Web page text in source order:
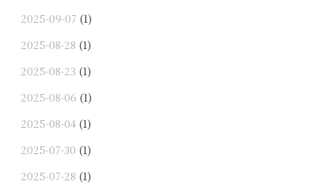
2025-09-07 (1)
2025-08-28 (1)
2025-08-23 (1)
2025-08-06 (1)
2025-08-04 (1)
2025-07-30 (1)
2025-07-28 (1)